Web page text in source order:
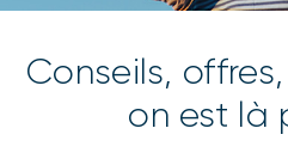
Conseils,
on est là